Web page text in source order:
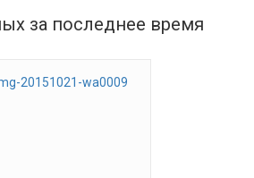
за последнее время